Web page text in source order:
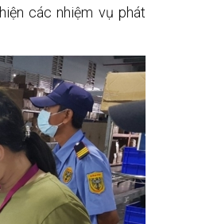
các nhiệm vụ phát